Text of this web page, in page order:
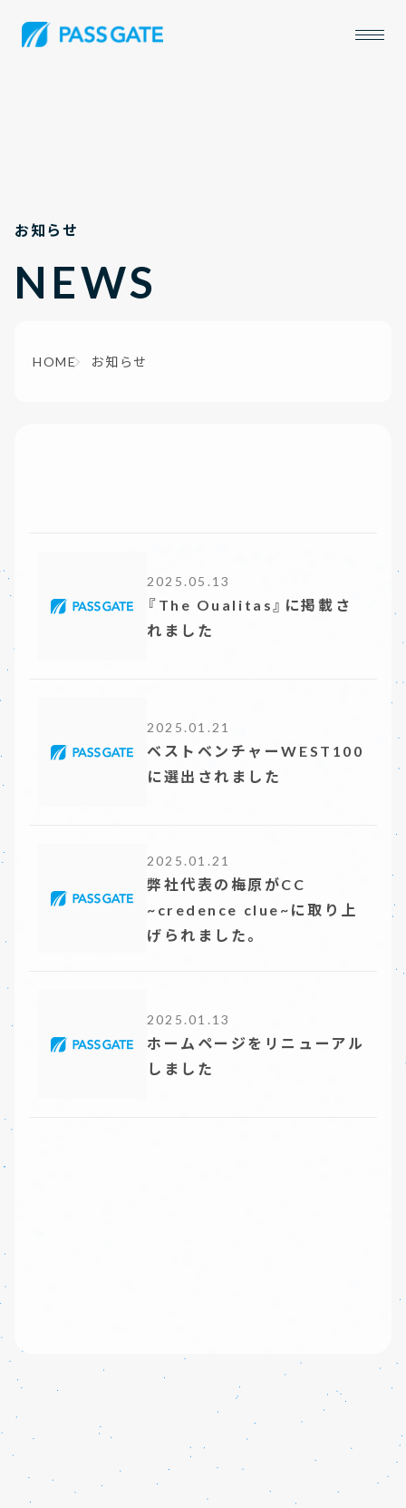
お知らせ
NEWS
HOME お知らせ
2025.05.13
『The Oualitas』に掲載さ
れました
2025.01.21
ベストベンチャーWEST100
に選出されました
2025.01.21
弊社代表の梅原がCC
~credence clue~に取り上
げられました。
2025.01.13
ホームページをリニューアル
しました